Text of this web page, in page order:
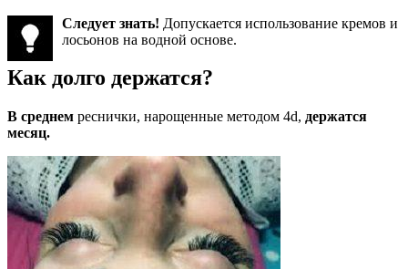
Следует знать! Допускается использование кремов и
лосьонов на водной основе.
Как долго держатся?
В среднем реснички, нарощенные методом 4d, держатся
месяц.